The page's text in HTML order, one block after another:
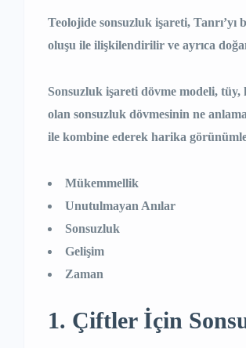
Teolojide sonsuzluk işareti, Tanrı’yı
oluşu ile ilişkilendirilir ve ayrıca
Sonsuzluk işareti dövme modeli,
olan sonsuzluk dövmesinin ne
ile kombine ederek harika
Mükemmellik
Unutulmayan Anılar
Sonsuzluk
Gelişim
Zaman
1. Çiftler İçin